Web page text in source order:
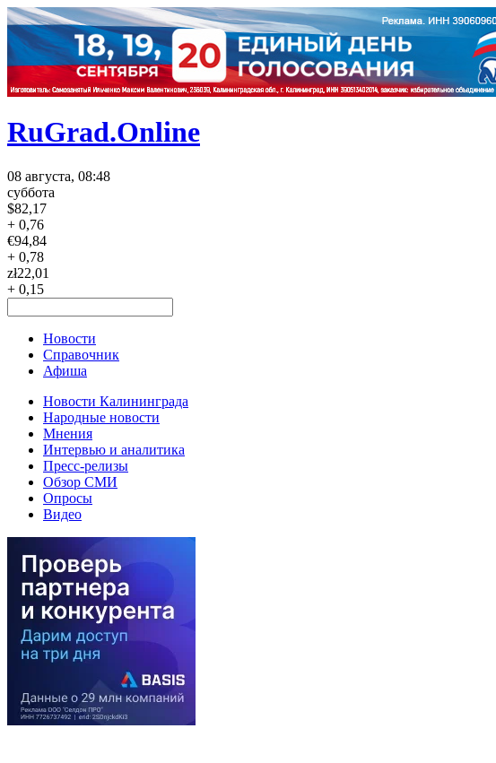
RuGrad.Online
08 августа, 08:48
суббота
$82,17
+ 0,76
€94,84
+ 0,78
zł22,01
+ 0,15
Новости
Справочник
Афиша
Новости Калининграда
Народные новости
Мнения
Интервью и аналитика
Пресс-релизы
Обзор СМИ
Опросы
Видео